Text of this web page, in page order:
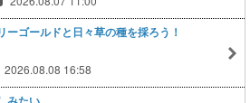
ーゴールドと日々草の種を採ろう！
2026.08.08 16:58